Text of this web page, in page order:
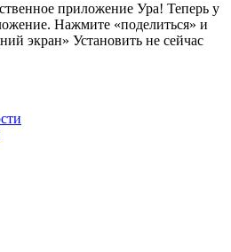
приложение Ура! Теперь у
Нажмите «поделиться» и
экран» Установить не сейчас